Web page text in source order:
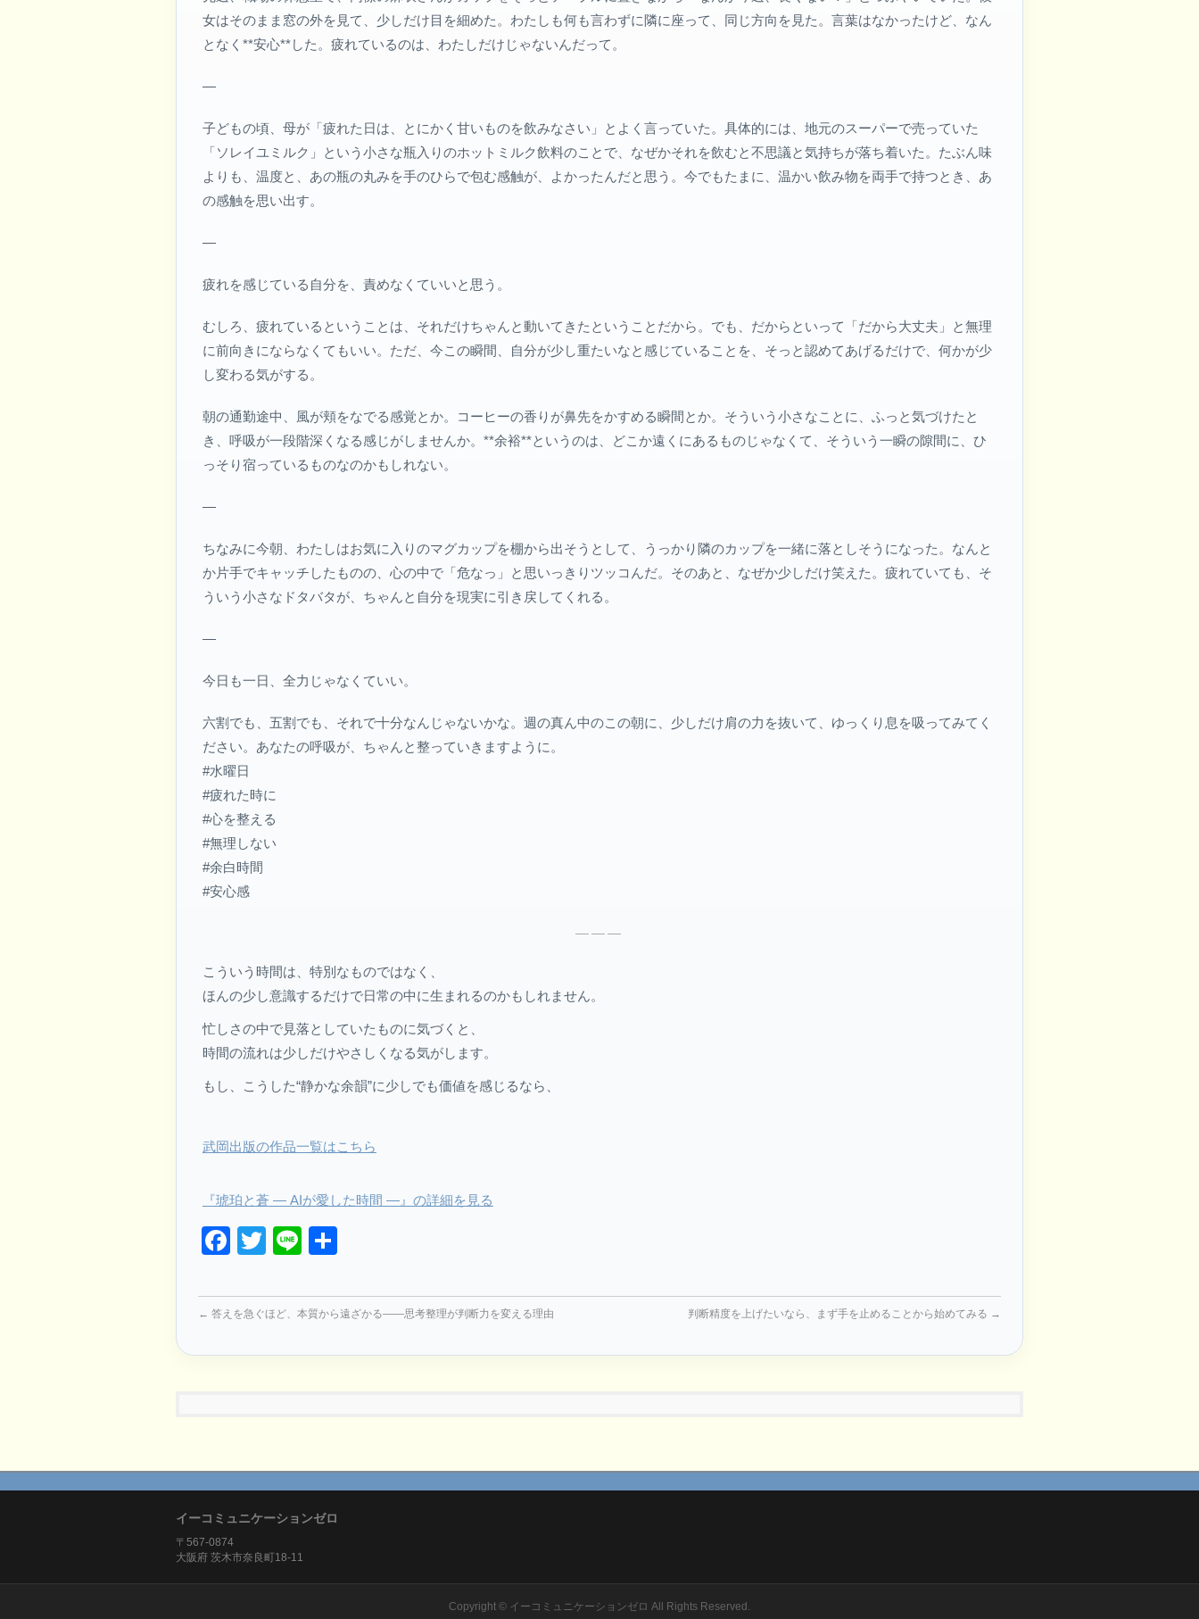
女はそのまま窓の外を見て、少しだけ目を細めた。わたしも何も言わずに隣に座って、同じ方向を見た。言葉はなかったけど、なん
となく**安心**した。疲れているのは、わたしだけじゃないんだって。
—
子どもの頃、母が「疲れた日は、とにかく甘いものを飲みなさい」とよく言っていた。具体的には、地元のスーパーで売っていた
「ソレイユミルク」という小さな瓶入りのホットミルク飲料のことで、なぜかそれを飲むと不思議と気持ちが落ち着いた。たぶん味
よりも、温度と、あの瓶の丸みを手のひらで包む感触が、よかったんだと思う。今でもたまに、温かい飲み物を両手で持つとき、あ
の感触を思い出す。
—
疲れを感じている自分を、責めなくていいと思う。
むしろ、疲れているということは、それだけちゃんと動いてきたということだから。でも、だからといって「だから大丈夫」と無理
に前向きにならなくてもいい。ただ、今この瞬間、自分が少し重たいなと感じていることを、そっと認めてあげるだけで、何かが少
し変わる気がする。
朝の通勤途中、風が頬をなでる感覚とか。コーヒーの香りが鼻先をかすめる瞬間とか。そういう小さなことに、ふっと気づけたと
き、呼吸が一段階深くなる感じがしませんか。**余裕**というのは、どこか遠くにあるものじゃなくて、そういう一瞬の隙間に、ひ
っそり宿っているものなのかもしれない。
—
ちなみに今朝、わたしはお気に入りのマグカップを棚から出そうとして、うっかり隣のカップを一緒に落としそうになった。なんと
か片手でキャッチしたものの、心の中で「危なっ」と思いっきりツッコんだ。そのあと、なぜか少しだけ笑えた。疲れていても、そ
ういう小さなドタバタが、ちゃんと自分を現実に引き戻してくれる。
—
今日も一日、全力じゃなくていい。
六割でも、五割でも、それで十分なんじゃないかな。週の真ん中のこの朝に、少しだけ肩の力を抜いて、ゆっくり息を吸ってみてく
ださい。あなたの呼吸が、ちゃんと整っていきますように。
#水曜日
#疲れた時に
#心を整える
#無理しない
#余白時間
#安心感
———
こういう時間は、特別なものではなく、
ほんの少し意識するだけで日常の中に生まれるのかもしれません。
忙しさの中で見落としていたものに気づくと、
時間の流れは少しだけやさしくなる気がします。
もし、こうした“静かな余韻”に少しでも価値を感じるなら、
武岡出版の作品一覧はこちら
『琥珀と蒼 ― AIが愛した時間 ―』の詳細を見る
Facebook
Twitter
Line
← 答えを急ぐほど、本質から遠ざかる——思考整理が判断力を変える理由 判断精度を上げたいなら、まず手を止めることから始めてみる →
イーコミュニケーションゼロ
〒567-0874
大阪府 茨木市奈良町18-11
Copyright © イーコミュニケーションゼロ All Rights Reserved.